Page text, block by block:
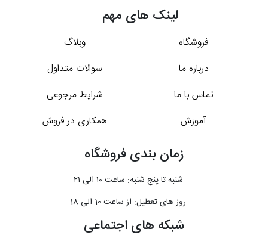
لینک های مهم
فروشگاه
وبلاگ
درباره ما
سوالات متداول
تماس با ما
شرایط مرجوعی
آموزش
همکاری در فروش
زمان بندی فروشگاه
شنبه تا پنج شنبه: ساعت ۱۰ الی ۲۱
روز های تعطیل: از ساعت 10 الی 18
شبکه های اجتماعی